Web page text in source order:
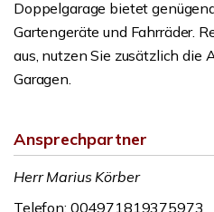
Doppelgarage bietet
Gartengeräte und Fahrräder.
aus, nutzen Sie zusätzlich die
Garagen.
Ansprechpartner
Herr Marius Körber
Telefon: 004971819375973